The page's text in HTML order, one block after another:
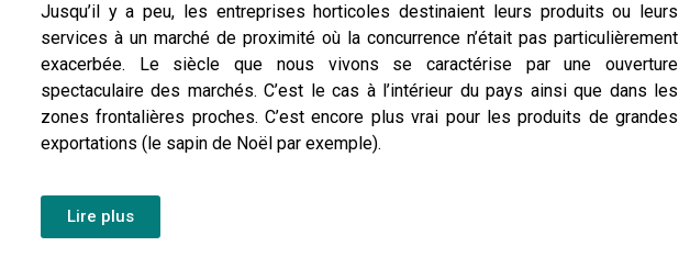
Jusqu’il y a peu, les entreprises horticoles destinaient leurs produits ou leurs
services à un marché de proximité où la concurrence n’était pas particulièrement
exacerbée. Le siècle que nous vivons se caractérise par une ouverture
spectaculaire des marchés. C’est le cas à l’intérieur du pays ainsi que dans les
zones frontalières proches. C’est encore plus vrai pour les produits de grandes
exportations (le sapin de Noël par exemple).
Lire plus